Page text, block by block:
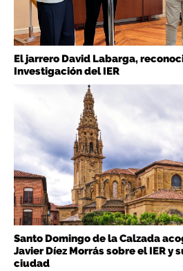
El jarrero David Labarga,
Investigación del IER
Santo Domingo de la Calzada
Javier Díez Morrás sobre el IER y
ciudad